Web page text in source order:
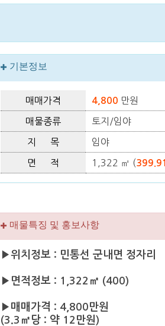
기본정보
매매가격 4,800 만원
매물종류 토지/임야
지 목 임야
면 적 1,322 ㎡ (399.91
매물특징 및 홍보사항
▶위치정보 : 민통선 군내면 정자리
▶면적정보 : 1,322㎡ (400)
▶매매가격 : 4,800만원
(3.3㎡당 : 약 12만원)